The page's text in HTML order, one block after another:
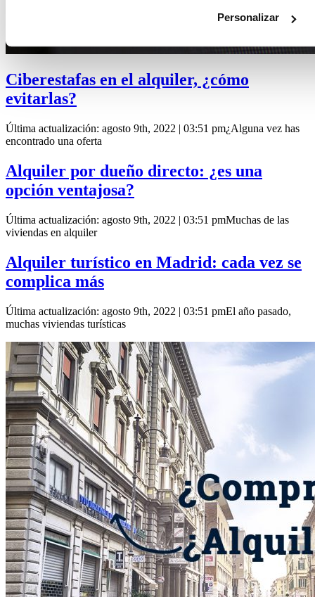
Personalizar
Ciberestafas en el alquiler, ¿cómo
evitarlas?
Última actualización: agosto 9th, 2022 | 03:51 pm¿Alguna vez has
encontrado una oferta
Alquiler por dueño directo: ¿es una
opción ventajosa?
Última actualización: agosto 9th, 2022 | 03:51 pmMuchas de las
viviendas en alquiler
Alquiler turístico en Madrid: cada vez se
complica más
Última actualización: agosto 9th, 2022 | 03:51 pmEl año pasado,
muchas viviendas turísticas